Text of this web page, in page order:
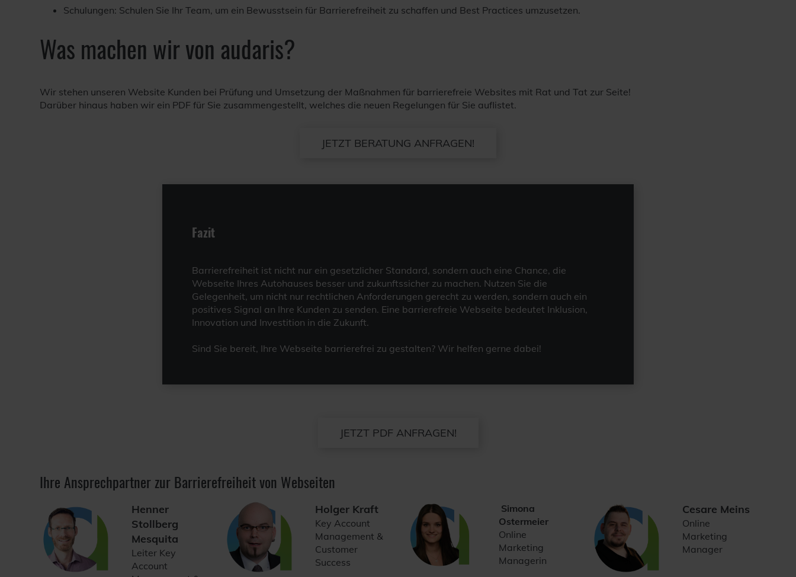
Schulungen: Schulen Sie Ihr Team, um ein Bewusstsein für Barrierefreiheit zu schaffen und Best Practices umzusetzen.
Was machen wir von audaris?
Wir stehen unseren Website Kunden bei Prüfung und Umsetzung der Maßnahmen für barrierefreie Websites mit Rat und Tat zur Seite!
Darüber hinaus haben wir ein PDF für Sie zusammengestellt, welches die neuen Regelungen für Sie auflistet.
JETZT BERATUNG ANFRAGEN!
Fazit
Barrierefreiheit ist nicht nur ein gesetzlicher Standard, sondern auch eine Chance, die
Webseite Ihres Autohauses besser und zukunftssicher zu machen. Nutzen Sie die
Gelegenheit, um nicht nur rechtlichen Anforderungen gerecht zu werden, sondern auch ein
positives Signal an Ihre Kunden zu senden. Eine barrierefreie Webseite bedeutet Inklusion,
Innovation und Investition in die Zukunft.
Sind Sie bereit, Ihre Webseite barrierefrei zu gestalten? Wir helfen gerne dabei!
JETZT PDF ANFRAGEN!
Ihre Ansprechpartner zur Barrierefreiheit von Webseiten
Henner
Stollberg
Mesquita
Leiter Key
Account
Holger Kraft
Key Account
Management &
Customer
Success
Simona
Ostermeier
Online
Marketing
Managerin
Cesare Meins
Online
Marketing
Manager